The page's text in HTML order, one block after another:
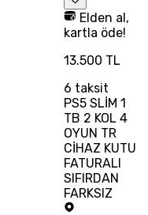
Elden al,
kartla öde!
13.500 TL
6 taksit
PS5 SLİM 1
TB 2 KOL 4
OYUN TR
CİHAZ KUTU
FATURALI
SIFIRDAN
FARKSIZ